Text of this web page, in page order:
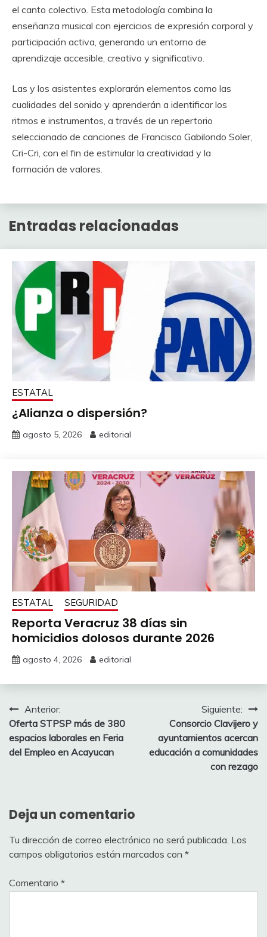
el canto colectivo. Esta metodología combina la
enseñanza musical con ejercicios de expresión corporal y
participación activa, generando un entorno de
aprendizaje accesible, creativo y significativo.
Las y los asistentes explorarán elementos como las
cualidades del sonido y aprenderán a identificar los
ritmos e instrumentos, a través de un repertorio
seleccionado de canciones de Francisco Gabilondo Soler,
Cri-Cri, con el fin de estimular la creatividad y la
formación de valores.
Entradas relacionadas
ESTATAL
¿Alianza o dispersión?
agosto 5, 2026 editorial
ESTATAL SEGURIDAD
Reporta Veracruz 38 días sin
homicidios dolosos durante 2026
agosto 4, 2026 editorial
Navegación
de
entradas
Anterior:
Oferta STPSP más de 380
espacios laborales en Feria
del Empleo en Acayucan
Siguiente:
Consorcio Clavijero y
ayuntamientos acercan
educación a comunidades
con rezago
Deja un comentario
Tu dirección de correo electrónico no será publicada. Los
campos obligatorios están marcados con *
Comentario *